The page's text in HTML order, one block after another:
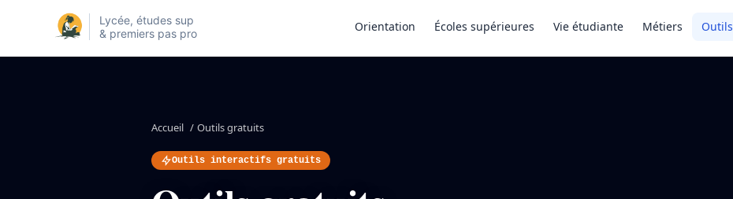
Lycée, études sup
& premiers pas pro
Orientation Écoles supérieures Vie étudiante Métiers Outils
Accueil / Outils gratuits
Outils interactifs gratuits